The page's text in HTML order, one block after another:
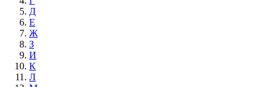
Д
Е
Ж
З
И
К
Л